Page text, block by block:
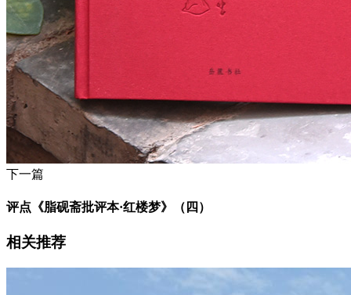
下一篇
评点《脂砚斋批评本·红楼梦》（四）
相关推荐